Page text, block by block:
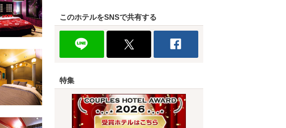
このホテルをSNSで共有する
特集